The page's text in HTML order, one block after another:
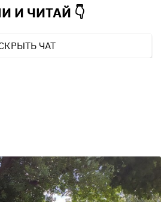
И ЧИТАЙ 👇
ЧАТ